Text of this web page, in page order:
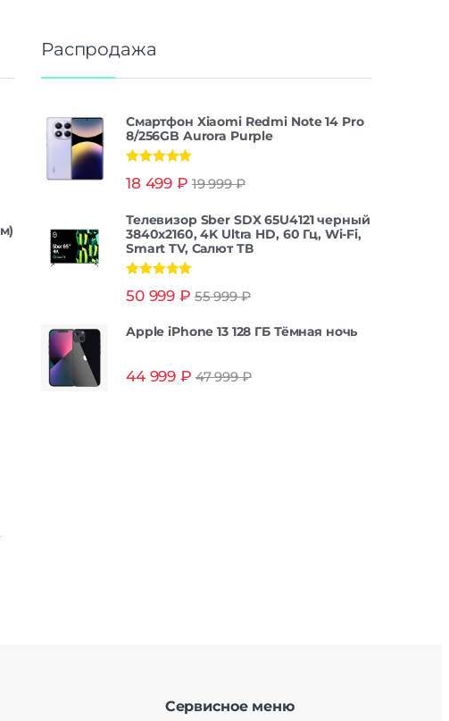
Распродажа
Смартфон Xiaomi Redmi Note 14 Pro
8/256GB Aurora Purple
из 5
18 499 ₽ 19 999₽
Телевизор Sber SDX 65U4121 черный
3840x2160, 4K Ultra HD, 60 Гц, Wi-Fi,
Smart TV, Салют ТВ
из 5
50 999 ₽ 55 999₽
Apple iPhone 13 128 ГБ Тёмная ночь
44 999 ₽ 47 999₽
Сервисное меню